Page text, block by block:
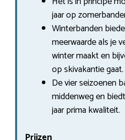
jaar op
Winterbanden
meerwaarde als je
winter maakt en
op skivakantie gaat.
De vier seizoenen
middenweg en
jaar prima kwaliteit.